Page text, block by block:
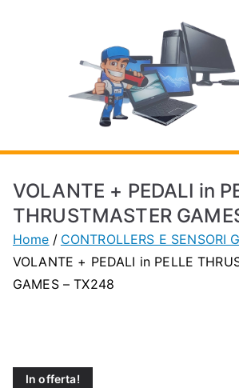
VOLANTE + PEDALI in
THRUSTMASTER
Home
CONTROLLERS E SENSORI
VOLANTE + PEDALI in PELLE
GAMES – TX248
In offerta!